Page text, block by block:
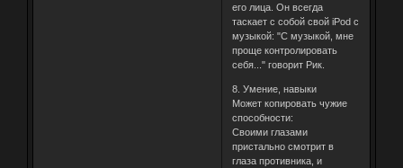
его лица. Он всегда
таскает с собой свой iPod с
музыкой: "С музыкой, мне
проще контролировать
себя..." говорит Рик.
8. Умение, навыки
Может копировать чужие
способности:
Своими глазами
пристально смотрит в
глаза противника, и